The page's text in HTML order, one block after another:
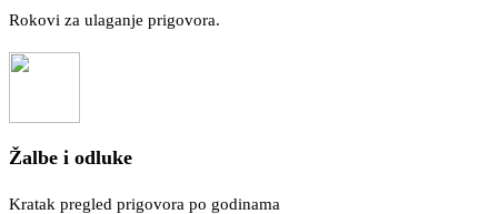
Rokovi za ulaganje prigovora.
Žalbe i odluke
Kratak pregled prigovora po godinama